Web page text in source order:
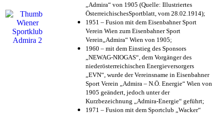
„Admira“ von 1905 (Quelle: Illustriertes
ÖsterreichischesSportblatt, vom 28.02.1914);
1951 – Fusion mit dem Eisenbahner Sport
Verein Wien zum Eisenbahner Sport
Verein„Admira“ Wien von 1905;
1960 – mit dem Einstieg des Sponsors
„NEWAG-NIOGAS“, dem Vorgänger des
niederösterreichischen Energieversorgers
„EVN“, wurde der Vereinsname in Eisenbahner
Sport Verein „Admira – N.Ö. Energie“ Wien von
1905 geändert, jedoch unter der
Kurzbezeichnung „Admira-Energie“ geführt;
1971 – Fusion mit dem Sportclub „Wacker“